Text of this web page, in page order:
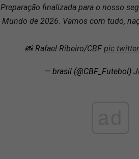
Preparação finalizada para o nosso
Mundo de 2026. Vamos com tudo,
📸 Rafael Ribeiro/CBF
— brasil (@CBF_Futebol)